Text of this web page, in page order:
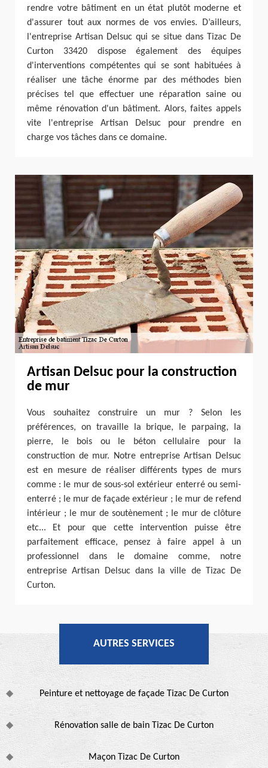
rendre votre bâtiment en un état plutôt moderne et
d'assurer tout aux normes de vos envies. D’ailleurs,
l'entreprise Artisan Delsuc qui se situe dans Tizac De
Curton 33420 dispose également des équipes
d'interventions compétentes qui se sont habituées à
réaliser une tâche énorme par des méthodes bien
précises tel que effectuer une réparation saine ou
même rénovation d'un bâtiment. Alors, faites appels
vite l'entreprise Artisan Delsuc pour prendre en
charge vos tâches dans ce domaine.
Artisan Delsuc pour la construction
de mur
Vous souhaitez construire un mur ? Selon les
préférences, on travaille la brique, le parpaing, la
pierre, le bois ou le béton cellulaire pour la
construction de mur. Notre entreprise Artisan Delsuc
est en mesure de réaliser différents types de murs
comme : le mur de sous-sol extérieur enterré ou semi-
enterré ; le mur de façade extérieur ; le mur de refend
intérieur ; le mur de soutènement ; le mur de clôture
etc... Et pour que cette intervention puisse être
parfaitement efficace, pensez à faire appel à un
professionnel dans le domaine comme, notre
entreprise Artisan Delsuc dans la ville de Tizac De
Curton.
AUTRES SERVICES
Peinture et nettoyage de façade Tizac De Curton
Rénovation salle de bain Tizac De Curton
Maçon Tizac De Curton